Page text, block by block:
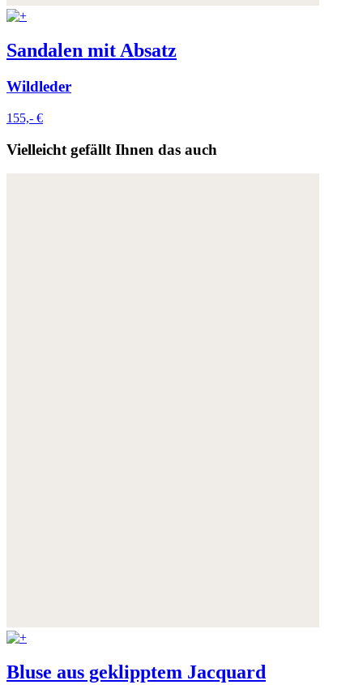
Sandalen mit Absatz
Wildleder
155,- €
Vielleicht gefällt Ihnen das auch
Bluse aus geklipptem Jacquard